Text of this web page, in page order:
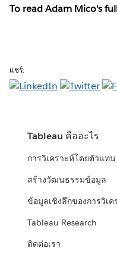
To read Adam Mico's
แชร์:
Tableau คืออะไร
การวิเคราะห์โดยตัวแทน
สร้างวัฒนธรรมข้อมูล
ข้อมูลเชิงลึกของการวิเ
Tableau Research
ติดต่อเรา